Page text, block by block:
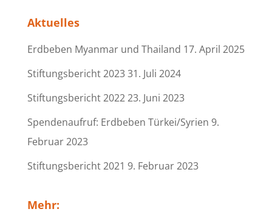
Aktuelles
Erdbeben Myanmar und Thailand 17. April 2025
Stiftungsbericht 202331. Juli 2024
Stiftungsbericht 202223. Juni 2023
Spendenaufruf: Erdbeben Türkei/Syrien 9.
Februar 2023
Stiftungsbericht 2021 9. Februar 2023
Mehr: